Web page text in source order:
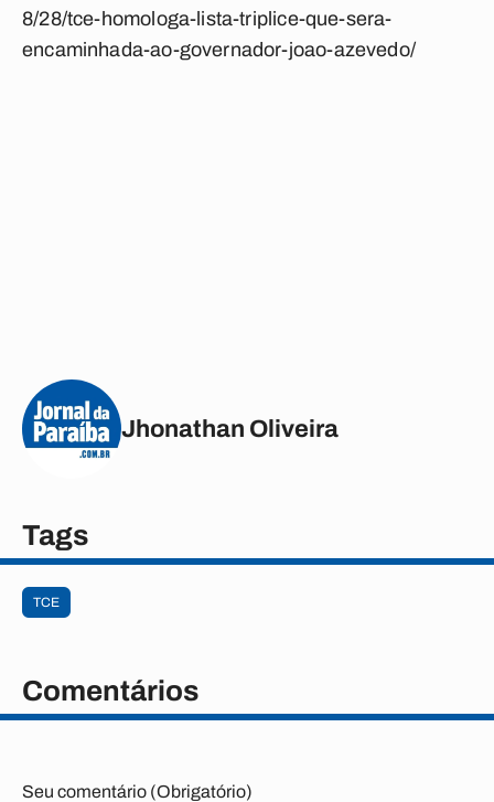
8/28/tce-homologa-lista-triplice-que-sera-
encaminhada-ao-governador-joao-azevedo/
Jhonathan Oliveira
Tags
TCE
Comentários
Seu comentário (Obrigatório)